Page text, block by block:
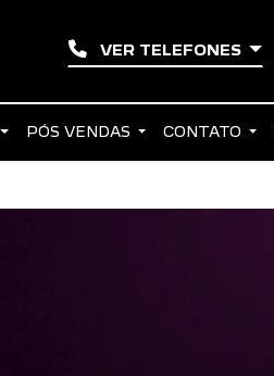
VER TELEFONES
PÓS VENDAS CONTATO